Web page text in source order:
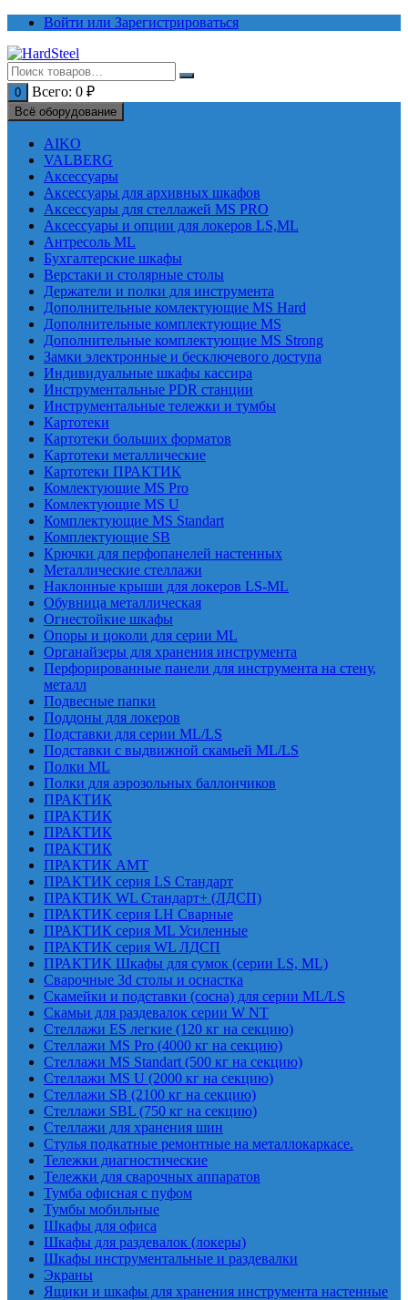
Перейти
содержимому
Войти или Зарегистрироваться
0 Всего: 0 ₽
Всё оборудование
AIKO
VALBERG
Аксессуары
Аксессуары для архивных шкафов
Аксессуары для стеллажей MS PRO
Аксессуары и опции для локеров LS,ML
Антресоль ML
Бухгалтерские шкафы
Верстаки и столярные столы
Держатели и полки для инструмента
Дополнительные комлектующие MS Hard
Дополнительные комплектующие MS
Дополнительные комплектующие MS Strong
Замки электронные и бесключевого доступа
Индивидуальные шкафы кассира
Инструментальные PDR станции
Инструментальные тележки и тумбы
Картотеки
Картотеки больших форматов
Картотеки металлические
Картотеки ПРАКТИК
Комлектующие MS Pro
Комлектующие MS U
Комплектующие MS Standart
Комплектующие SB
Крючки для перфопанелей настенных
Металлические стеллажи
Наклонные крыши для локеров LS-ML
Обувница металлическая
Огнестойкие шкафы
Опоры и цоколи для серии ML
Органайзеры для хранения инструмента
Перфорированные панели для инструмента на стену,
металл
Подвесные папки
Поддоны для локеров
Подставки для серии ML/LS
Подставки с выдвижной скамьей ML/LS
Полки ML
Полки для аэрозольных баллончиков
ПРАКТИК
ПРАКТИК
ПРАКТИК
ПРАКТИК
ПРАКТИК AMT
ПРАКТИК cерия LS Стандарт
ПРАКТИК WL Стандарт+ (ЛДСП)
ПРАКТИК серия LH Сварные
ПРАКТИК серия ML Усиленные
ПРАКТИК серия WL ЛДСП
ПРАКТИК Шкафы для сумок (серии LS, ML)
Сварочные 3d столы и оснастка
Скамейки и подставки (сосна) для серии ML/LS
Скамьи для раздевалок серии W NT
Стеллажи ES легкие (120 кг на секцию)
Стеллажи MS Pro (4000 кг на секцию)
Стеллажи MS Standart (500 кг на секцию)
Стеллажи MS U (2000 кг на секцию)
Стеллажи SB (2100 кг на секцию)
Стеллажи SBL (750 кг на секцию)
Стеллажи для хранения шин
Стулья подкатные ремонтные на металлокаркасе.
Тележки диагностические
Тележки для сварочных аппаратов
Тумба офисная с пуфом
Тумбы мобильные
Шкафы для офиса
Шкафы для раздевалок (локеры)
Шкафы инструментальные и раздевалки
Экраны
Ящики и шкафы для хранения инструмента настенные